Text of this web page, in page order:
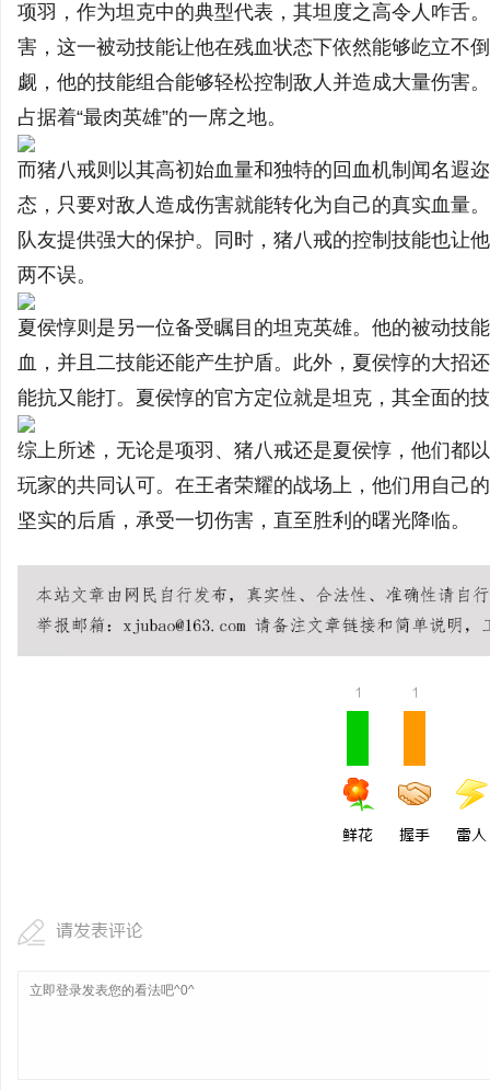
项羽，作为坦克中的典型代表，其坦度之高令人咋舌
害，这一被动技能让他在残血状态下依然能够屹立不
觑，他的技能组合能够轻松控制敌人并造成大量伤害
占据着“最肉英雄”的一席之地。
而猪八戒则以其高初始血量和独特的回血机制闻名遐
态，只要对敌人造成伤害就能转化为自己的真实血量
队友提供强大的保护。同时，猪八戒的控制技能也让
两不误。
夏侯惇则是另一位备受瞩目的坦克英雄。他的被动技
血，并且二技能还能产生护盾。此外，夏侯惇的大招
能抗又能打。夏侯惇的官方定位就是坦克，其全面的
综上所述，无论是项羽、猪八戒还是夏侯惇，他们都
玩家的共同认可。在王者荣耀的战场上，他们用自己
坚实的后盾，承受一切伤害，直至胜利的曙光降临。
1
鲜花
1
握手 雷人
请发表评论